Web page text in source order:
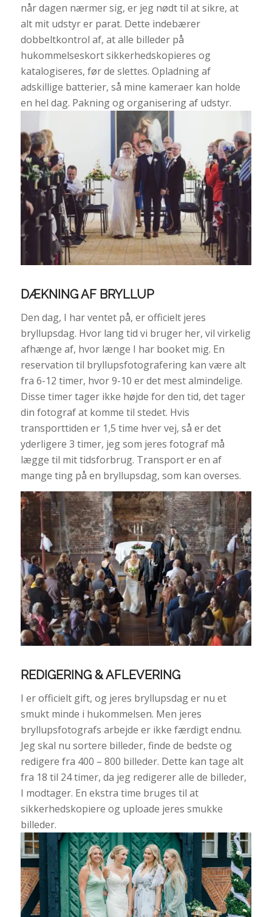
når dagen nærmer sig, er jeg nødt til at sikre, at
alt mit udstyr er parat. Dette indebærer
dobbeltkontrol af, at alle billeder på
hukommelseskort sikkerhedskopieres og
katalogiseres, før de slettes. Opladning af
adskillige batterier, så mine kameraer kan holde
en hel dag. Pakning og organisering af udstyr.
DÆKNING AF BRYLLUP
Den dag, I har ventet på, er officielt jeres
bryllupsdag. Hvor lang tid vi bruger her, vil virkelig
afhænge af, hvor længe I har booket mig. En
reservation til bryllupsfotografering kan være alt
fra 6-12 timer, hvor 9-10 er det mest almindelige.
Disse timer tager ikke højde for den tid, det tager
din fotograf at komme til stedet. Hvis
transporttiden er 1,5 time hver vej, så er det
yderligere 3 timer, jeg som jeres fotograf må
lægge til mit tidsforbrug. Transport er en af
mange ting på en bryllupsdag, som kan overses.
REDIGERING & AFLEVERING
I er officielt gift, og jeres bryllupsdag er nu et
smukt minde i hukommelsen. Men jeres
bryllupsfotografs arbejde er ikke færdigt endnu.
Jeg skal nu sortere billeder, finde de bedste og
redigere fra 400 – 800 billeder. Dette kan tage alt
fra 18 til 24 timer, da jeg redigerer alle de billeder,
I modtager. En ekstra time bruges til at
sikkerhedskopiere og uploade jeres smukke
billeder.